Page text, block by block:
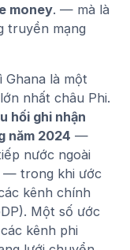
money. — mà là
truyền mạng
là một
nhất châu Phi.
hối ghi nhận
năm 2024 —
nước ngoài
— trong khi ước
kênh chính
Một số ước
kênh phi